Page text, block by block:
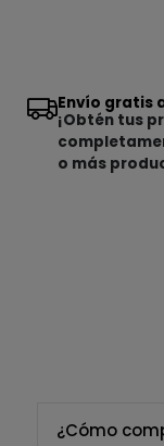
Envío gratis
¡Obtén tus
o más
¿Cómo